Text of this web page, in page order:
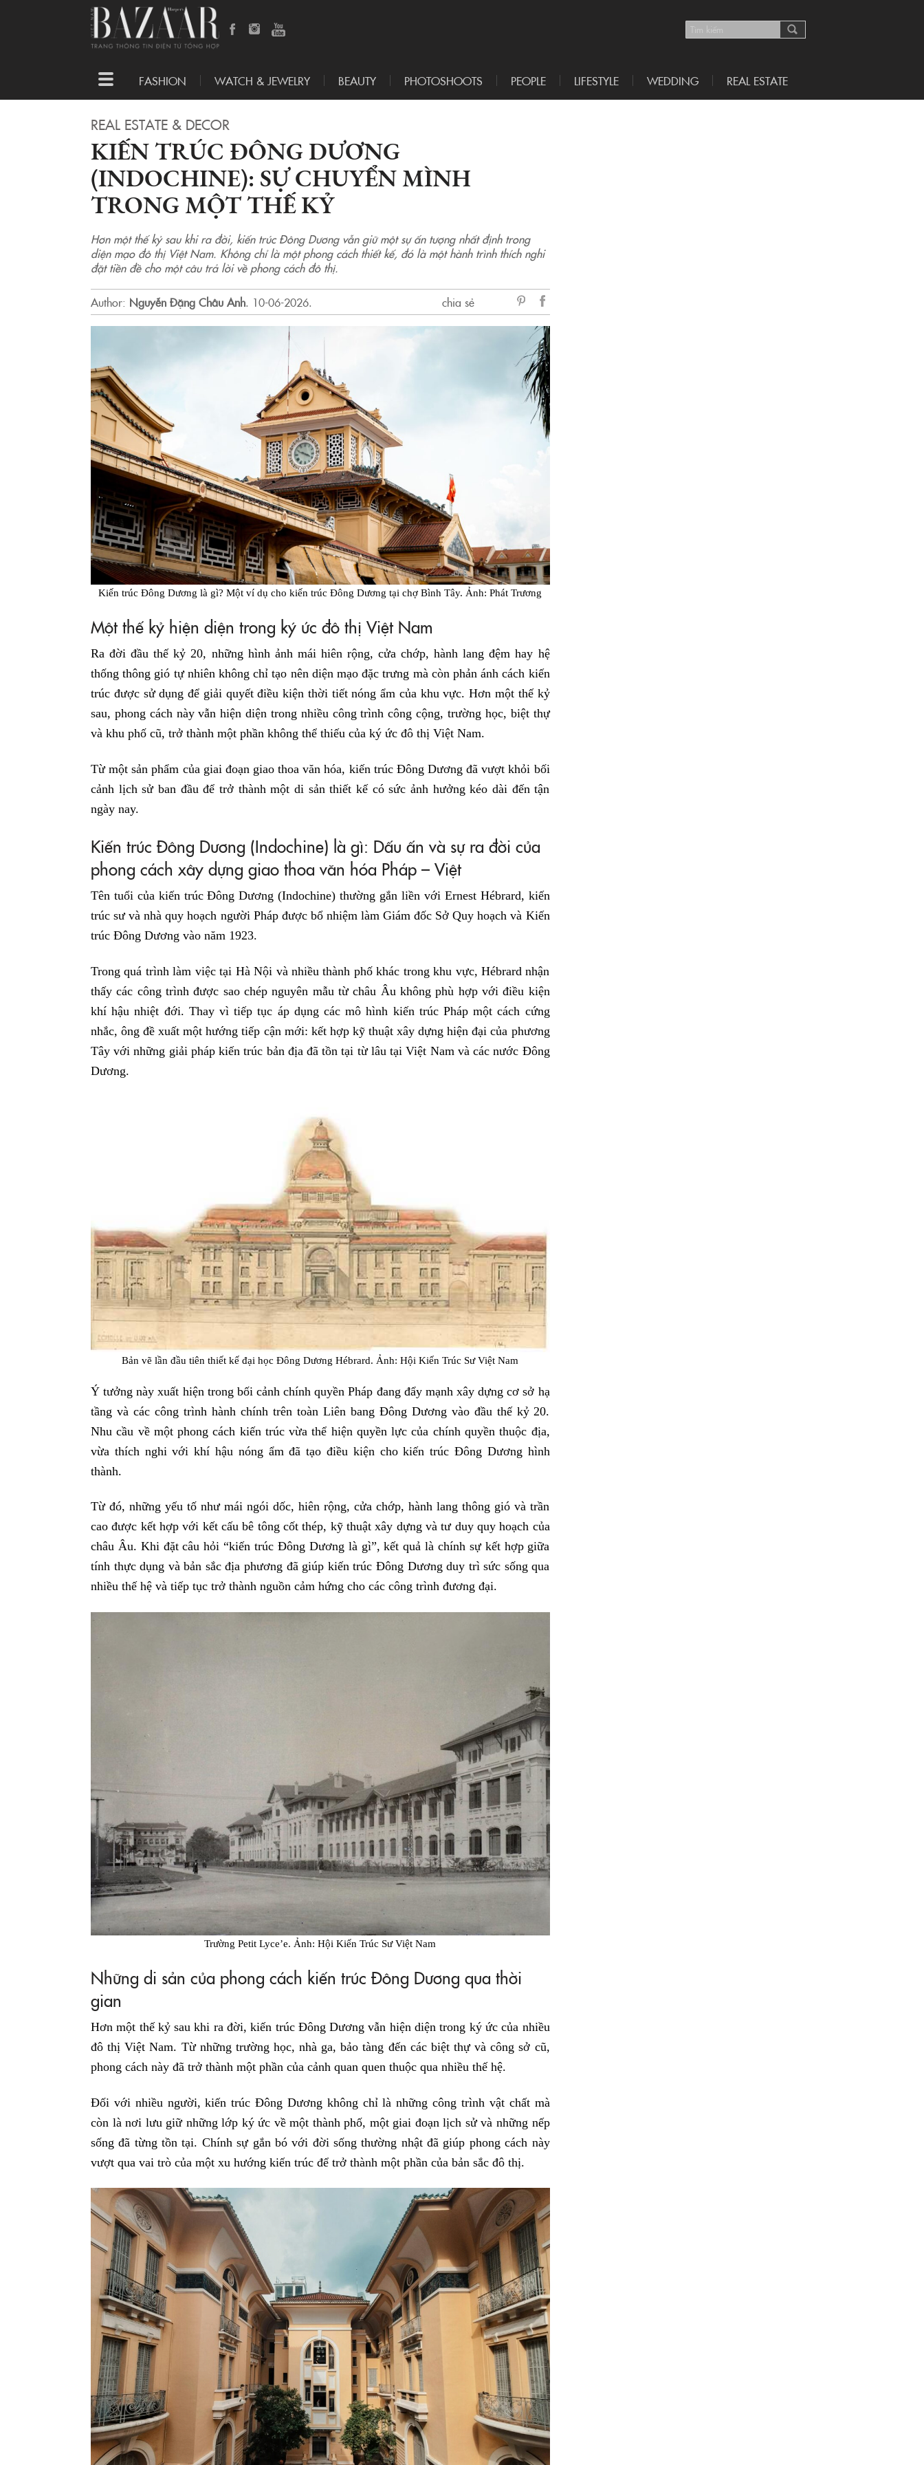
Toggle
navigation
FASHION WATCH & JEWELRY BEAUTY PHOTOSHOOTS PEOPLE LIFESTYLE WEDDING REAL ESTATE
REAL ESTATE & DECOR
KIẾN TRÚC ĐÔNG DƯƠNG
(INDOCHINE): SỰ CHUYỂN MÌNH
TRONG MỘT THẾ KỶ
Hơn một thế kỷ sau khi ra đời, kiến trúc Đông Dương vẫn giữ một sự ấn tượng nhất định trong
diện mạo đô thị Việt Nam. Không chỉ là một phong cách thiết kế, đó là một hành trình thích nghi
đặt tiền đề cho một câu trả lời về phong cách đô thị.
Author: Nguyễn Đặng Châu Anh. 10-06-2026.
chia sẻ
Facebook
Kiến trúc Đông Dương là gì? Một ví dụ cho kiến trúc Đông Dương tại chợ Bình Tây. Ảnh: Phát Trương
Một thế kỷ hiện diện trong ký ức đô thị Việt Nam
Ra đời đầu thế kỷ 20, những hình ảnh mái hiên rộng, cửa chớp, hành lang đệm hay hệ
thống thông gió tự nhiên không chỉ tạo nên diện mạo đặc trưng mà còn phản ánh cách kiến
trúc được sử dụng để giải quyết điều kiện thời tiết nóng ẩm của khu vực. Hơn một thế kỷ
sau, phong cách này vẫn hiện diện trong nhiều công trình công cộng, trường học, biệt thự
và khu phố cũ, trở thành một phần không thể thiếu của ký ức đô thị Việt Nam.
Từ một sản phẩm của giai đoạn giao thoa văn hóa, kiến trúc Đông Dương đã vượt khỏi bối
cảnh lịch sử ban đầu để trở thành một di sản thiết kế có sức ảnh hưởng kéo dài đến tận
ngày nay.
Kiến trúc Đông Dương (Indochine) là gì: Dấu ấn và sự ra đời của
phong cách xây dựng giao thoa văn hóa Pháp – Việt
Tên tuổi của kiến trúc Đông Dương (Indochine) thường gắn liền với Ernest Hébrard, kiến
trúc sư và nhà quy hoạch người Pháp được bổ nhiệm làm Giám đốc Sở Quy hoạch và Kiến
trúc Đông Dương vào năm 1923.
Trong quá trình làm việc tại Hà Nội và nhiều thành phố khác trong khu vực, Hébrard nhận
thấy các công trình được sao chép nguyên mẫu từ châu Âu không phù hợp với điều kiện
khí hậu nhiệt đới. Thay vì tiếp tục áp dụng các mô hình kiến trúc Pháp một cách cứng
nhắc, ông đề xuất một hướng tiếp cận mới: kết hợp kỹ thuật xây dựng hiện đại của phương
Tây với những giải pháp kiến trúc bản địa đã tồn tại từ lâu tại Việt Nam và các nước Đông
Dương.
Bản vẽ lần đầu tiên thiết kế đại học Đông Dương Hébrard. Ảnh: Hội Kiến Trúc Sư Việt Nam
Ý tưởng này xuất hiện trong bối cảnh chính quyền Pháp đang đẩy mạnh xây dựng cơ sở hạ
tầng và các công trình hành chính trên toàn Liên bang Đông Dương vào đầu thế kỷ 20.
Nhu cầu về một phong cách kiến trúc vừa thể hiện quyền lực của chính quyền thuộc địa,
vừa thích nghi với khí hậu nóng ẩm đã tạo điều kiện cho kiến trúc Đông Dương hình
thành.
Từ đó, những yếu tố như mái ngói dốc, hiên rộng, cửa chớp, hành lang thông gió và trần
cao được kết hợp với kết cấu bê tông cốt thép, kỹ thuật xây dựng và tư duy quy hoạch của
châu Âu. Khi đặt câu hỏi “kiến trúc Đông Dương là gì”, kết quả là chính sự kết hợp giữa
tính thực dụng và bản sắc địa phương đã giúp kiến trúc Đông Dương duy trì sức sống qua
nhiều thế hệ và tiếp tục trở thành nguồn cảm hứng cho các công trình đương đại.
Trường Petit Lyce’e. Ảnh: Hội Kiến Trúc Sư Việt Nam
Những di sản của phong cách kiến trúc Đông Dương qua thời
gian
Hơn một thế kỷ sau khi ra đời, kiến trúc Đông Dương vẫn hiện diện trong ký ức của nhiều
đô thị Việt Nam. Từ những trường học, nhà ga, bảo tàng đến các biệt thự và công sở cũ,
phong cách này đã trở thành một phần của cảnh quan quen thuộc qua nhiều thế hệ.
Đối với nhiều người, kiến trúc Đông Dương không chỉ là những công trình vật chất mà
còn là nơi lưu giữ những lớp ký ức về một thành phố, một giai đoạn lịch sử và những nếp
sống đã từng tồn tại. Chính sự gắn bó với đời sống thường nhật đã giúp phong cách này
vượt qua vai trò của một xu hướng kiến trúc để trở thành một phần của bản sắc đô thị.